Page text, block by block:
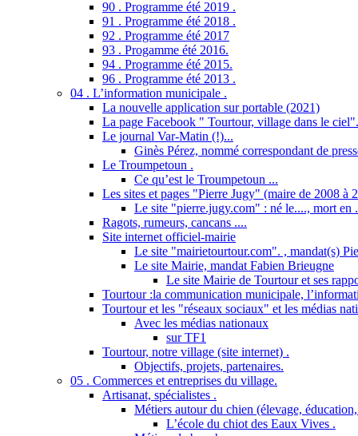
90 . Programme été 2019 .
91 . Programme été 2018 .
92 . Programme été 2017
93 . Progamme été 2016.
94 . Programme été 2015.
96 . Programme été 2013 .
04 . L’information municipale .
La nouvelle application sur portable (2021)
La page Facebook " Tourtour, village dans le ciel".
Le journal Var-Matin (!)...
Ginès Pérez, nommé correspondant de
Le Troumpetoun .
Ce qu’est le Troumpetoun ...
Les sites et pages "Pierre Jugy" (maire de 2008 à
Le site "pierre.jugy.com" : né le...., mort en
Ragots, rumeurs, cancans ....
Site internet officiel-mairie
Le site "mairietourtour.com". , mandat(s)
Le site Mairie, mandat Fabien Brieugne
Le site Mairie de Tourtour et ses
Tourtour :la communication municipale,
Tourtour et les "réseaux sociaux" et les médias
Avec les médias nationaux
sur TF1
Tourtour, notre village (site internet) .
Objectifs, projets, partenaires.
05 . Commerces et entreprises du village.
Artisanat, spécialistes .
Métiers autour du chien (élevage,
L’école du chiot des Eaux Vives .